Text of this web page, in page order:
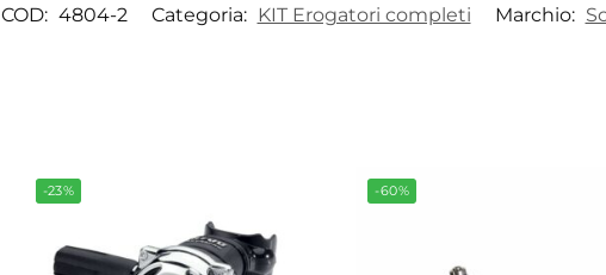
COD: 4804-2 Categoria: KIT Erogatori completi Marchio:
-23% -60%